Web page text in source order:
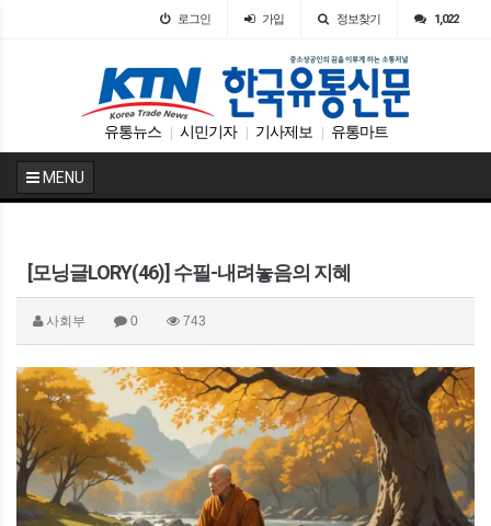
로그인 가입 정보찾기 1,022
유통뉴스 시민기자 기사제보 유통마트
MENU
[모닝글LORY(46)] 수필-내려놓음의 지혜
사회부 0 743